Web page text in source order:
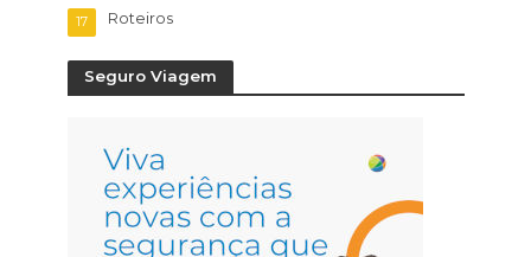
Roteiros
17
Seguro Viagem